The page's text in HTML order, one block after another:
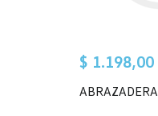
$ 1.198,00
ABRAZADERA